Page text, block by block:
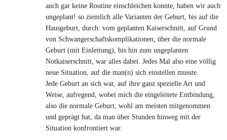
auch gar keine Routine einschleichen konnte, haben wir auch
ungeplant! so ziemlich alle Varianten der Geburt, bis auf die
Hausgeburt, durch: vom geplanten Kaiserschnitt, auf Grund
von Schwangerschaftskomplikationen, über die normale
Geburt (mit Einleitung), bis hin zum ungeplanten
Notkaiserschnitt, war alles dabei. Jedes Mal also eine völlig
neue Situation, auf die man(n) sich einstellen musste.
Jede Geburt an sich war, auf ihre ganz spezielle Art und
Weise, aufregend, wobei mich die eingeleitete Entbindung,
also die normale Geburt, wohl am meisten mitgenommen
und geprägt hat, da man über Stunden hinweg mit der
Situation konfrontiert war.